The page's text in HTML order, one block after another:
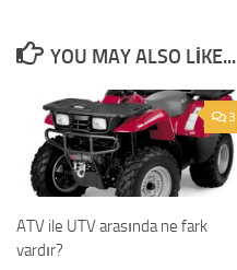
YOU MAY ALSO LIKE...
3
ATV ile UTV arasında ne fark
vardır?